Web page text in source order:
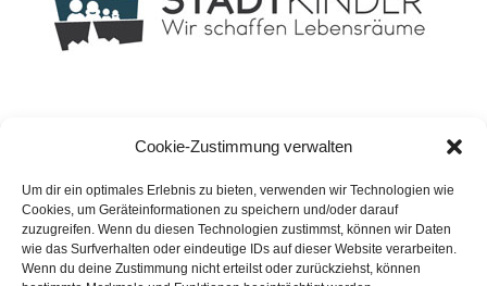
Cookie-Zustimmung verwalten
Um dir ein optimales Erlebnis zu bieten, verwenden wir Technologien wie
Cookies, um Geräteinformationen zu speichern und/oder darauf
zuzugreifen. Wenn du diesen Technologien zustimmst, können wir Daten
wie das Surfverhalten oder eindeutige IDs auf dieser Website verarbeiten.
Wenn du deine Zustimmung nicht erteilst oder zurückziehst, können
Geschäftsführer: Dipl.-Ing. David Knospe
Rheinische Straße 182
44147 Dortmund